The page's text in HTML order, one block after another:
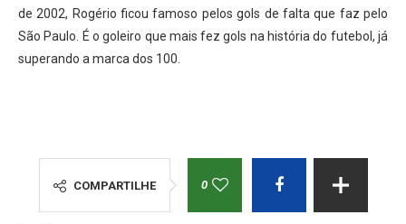
de 2002, Rogério ficou famoso pelos gols de falta que faz pelo
São Paulo. É o goleiro que mais fez gols na história do futebol, já
superando a marca dos 100.
COMPARTILHE 0